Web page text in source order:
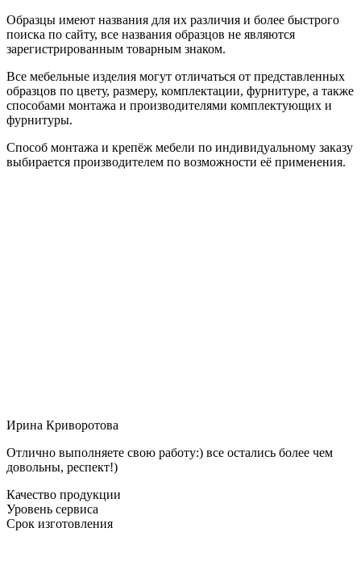
Образцы имеют названия для их различия и более быстрого
поиска по сайту, все названия образцов не являются
зарегистрированным товарным знаком.
Все мебельные изделия могут отличаться от представленных
образцов по цвету, размеру, комплектации, фурнитуре, а также
способами монтажа и производителями комплектующих и
фурнитуры.
Способ монтажа и крепёж мебели по индивидуальному заказу
выбирается производителем по возможности её применения.
Ирина Криворотова
Отлично выполняете свою работу:) все остались более чем
довольны, респект!)
Качество продукции
Уровень сервиса
Срок изготовления